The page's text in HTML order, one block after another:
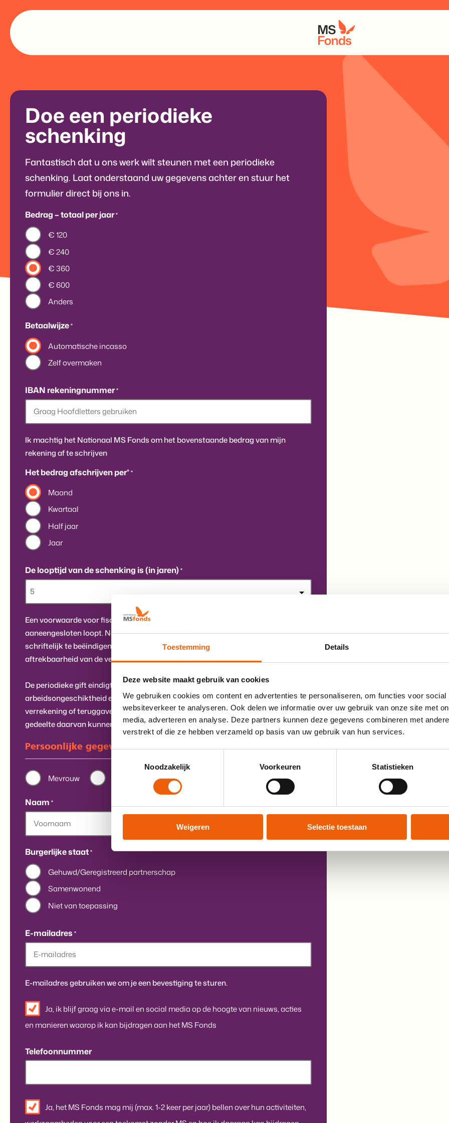
Toestemming Details
Deze website maakt gebruik van cookies
We gebruiken cookies om content en advertenties te personaliseren, om functies voor
websiteverkeer te analyseren. Ook delen we informatie over uw gebruik van onze site met
media, adverteren en analyse. Deze partners kunnen deze gegevens combineren met
verstrekt of die ze hebben verzameld op basis van uw gebruik van hun services.
Noodzakelijk
Voorkeuren Statistieken
Weigeren Selectie toestaan
Doe een periodieke
schenking
Fantastisch dat u ons werk wilt steunen met een periodieke
schenking. Laat onderstaand uw gegevens achter en stuur het
formulier direct bij ons in.
Bedrag – totaal per jaar*
€ 120
€ 240
€ 360
€ 600
Anders
Betaalwijze*
Automatische incasso
Zelf overmaken
IBAN rekeningnummer*
Ik machtig het Nationaal MS Fonds om het bovenstaande bedrag van mijn
rekening af te schrijven
Het bedrag afschrijven per**
Maand
Kwartaal
Half jaar
Jaar
De looptijd van de schenking is (in jaren)*
Een voorwaarde voor fiscale aftrekbaarheid is dat de schenking minimaal 5 jaar
aaneengesloten loopt. Na 5 jaar heeft u de mogelijkheid de periodieke schenking
schriftelijk te beëindigen, zonder dat dit een negatief gevolg heeft voor de
aftrekbaarheid van de verstreken 5 jaar.
De periodieke gift eindigt bij het overlijden van de schenker, en indien gewenst bij
arbeidsongeschiktheid en bij werkloosheid van de schenker. Er zal geen
verrekening of teruggave naar tijdsgelang van de laatst betaalde termijn of een
gedeelte daarvan kunnen worden gevorderd.
Persoonlijke gegevens
Geslacht
* Mevrouw
Naam *
Burgerlijke staat*
Gehuwd/Geregistreerd partnerschap
Samenwonend
Niet van toepassing
E-mailadres *
E-mailadres gebruiken we om je een bevestiging te sturen.
Nieuwsbrief
Algemeen
Ja, ik blijf graag via e-mail en social media op de hoogte van nieuws, acties
en manieren waarop ik kan bijdragen aan het MS Fonds
Telefoonnummer
Contact
TM
Ja, het MS Fonds mag mij (max. 1-2 keer per jaar) bellen over hun activiteiten,